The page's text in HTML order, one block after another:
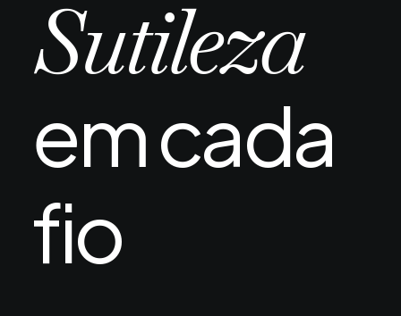
depois de um transplante capilar…
Sutileza
em cada
fio